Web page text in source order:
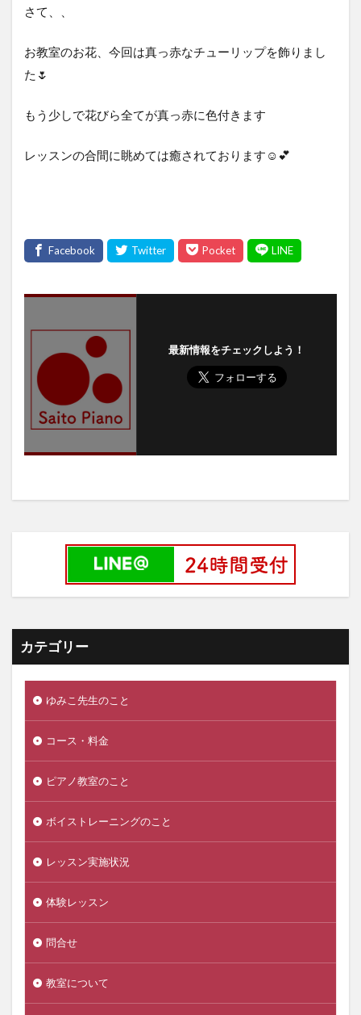
さて、、
お教室のお花、今回は真っ赤なチューリップを飾りまし
た🌷
もう少しで花びら全てが真っ赤に色付きます
レッスンの合間に眺めては癒されております☺️💕
最新情報をチェックしよう！
カテゴリー
ゆみこ先生のこと
コース・料金
ピアノ教室のこと
ボイストレーニングのこと
レッスン実施状況
体験レッスン
問合せ
教室について